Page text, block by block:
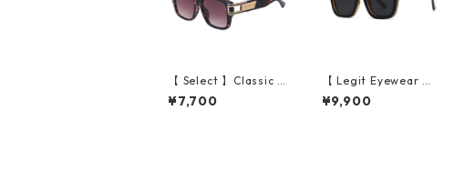
【 Select 】Classic V
intage Square Large
Flame Sunglasses (D
¥7,700
【 Legit Eyewear 】S
unglasses Konoe (Bl
ack Wood/Grey)
¥9,900